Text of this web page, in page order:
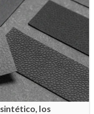
los